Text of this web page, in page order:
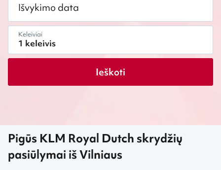
Išvykimo data
Keleiviai
Ieškoti
Pigūs KLM Royal Dutch skrydžių
pasiūlymai iš Vilniaus